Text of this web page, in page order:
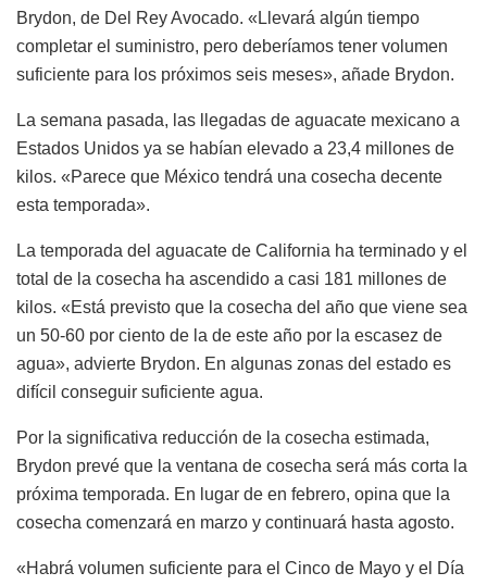
Brydon, de Del Rey Avocado. «Llevará algún tiempo
completar el suministro, pero deberíamos tener volumen
suficiente para los próximos seis meses», añade Brydon.
La semana pasada, las llegadas de aguacate mexicano a
Estados Unidos ya se habían elevado a 23,4 millones de
kilos. «Parece que México tendrá una cosecha decente
esta temporada».
La temporada del aguacate de California ha terminado y el
total de la cosecha ha ascendido a casi 181 millones de
kilos. «Está previsto que la cosecha del año que viene sea
un 50-60 por ciento de la de este año por la escasez de
agua», advierte Brydon. En algunas zonas del estado es
difícil conseguir suficiente agua.
Por la significativa reducción de la cosecha estimada,
Brydon prevé que la ventana de cosecha será más corta la
próxima temporada. En lugar de en febrero, opina que la
cosecha comenzará en marzo y continuará hasta agosto.
«Habrá volumen suficiente para el Cinco de Mayo y el Día